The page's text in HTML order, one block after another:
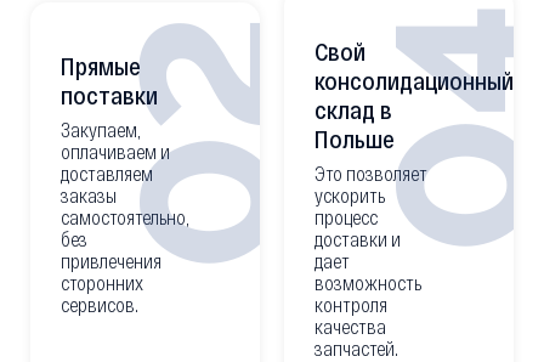
02
Прямые
поставки
Закупаем,
оплачиваем и
доставляем
заказы
самостоятельно,
без
привлечения
сторонних
сервисов.
Свой
консолидационный
склад в
Польше
Это позволяет
ускорить
процесс
доставки и
дает
возможность
контроля
качества
запчастей.